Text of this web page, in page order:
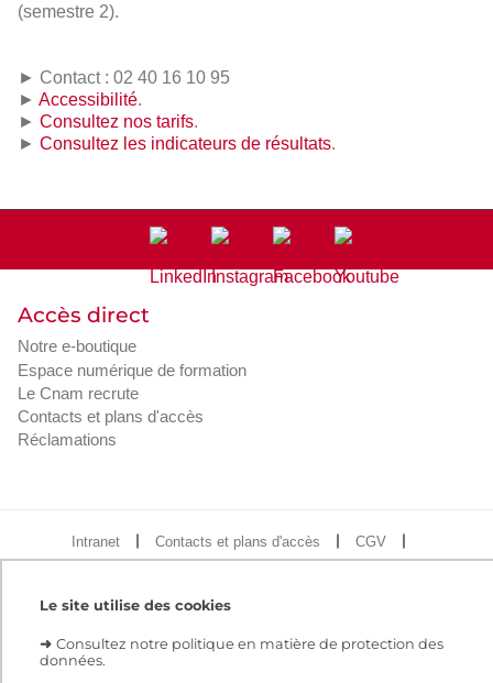
Le site utilise des cookies
➜ Consultez notre politique en matière de protection des
données.
(semestre 2).
► Contact : 02 40 16 10 95
► Accessibilité.
► Consultez nos tarifs.
► Consultez les indicateurs de résultats.
Accès direct
Notre e-boutique
Espace numérique de formation
Le Cnam recrute
Contacts et plans d'accès
Réclamations
Intranet Contacts et plans d'accès
CGV